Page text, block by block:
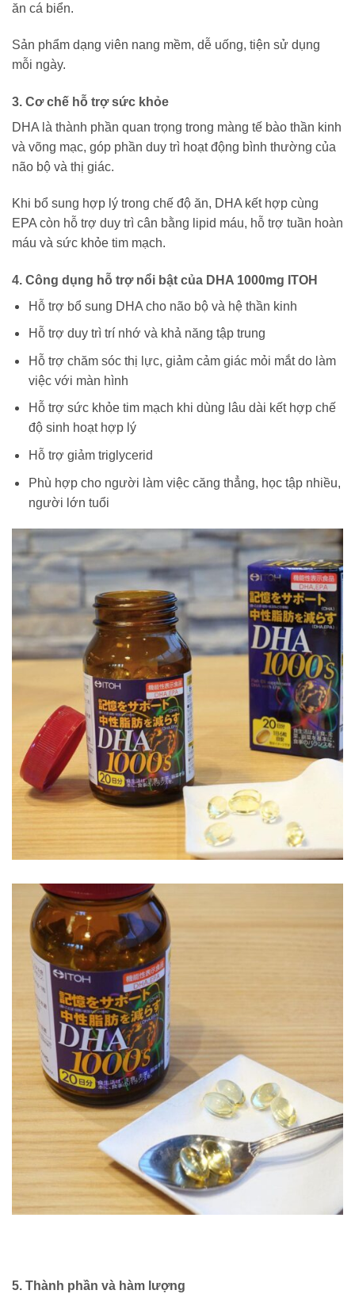
ăn cá biển.
Sản phẩm dạng viên nang mềm, dễ uống, tiện sử dụng
mỗi ngày.
3. Cơ chế hỗ trợ sức khỏe
DHA là thành phần quan trọng trong màng tế bào thần kinh
và võng mạc, góp phần duy trì hoạt động bình thường của
não bộ và thị giác.
Khi bổ sung hợp lý trong chế độ ăn, DHA kết hợp cùng
EPA còn hỗ trợ duy trì cân bằng lipid máu, hỗ trợ tuần hoàn
máu và sức khỏe tim mạch.
4. Công dụng hỗ trợ nổi bật của DHA 1000mg ITOH
Hỗ trợ bổ sung DHA cho não bộ và hệ thần kinh
Hỗ trợ duy trì trí nhớ và khả năng tập trung
Hỗ trợ chăm sóc thị lực, giảm cảm giác mỏi mắt do làm
việc với màn hình
Hỗ trợ sức khỏe tim mạch khi dùng lâu dài kết hợp chế
độ sinh hoạt hợp lý
Hỗ trợ giảm triglycerid
Phù hợp cho người làm việc căng thẳng, học tập nhiều,
người lớn tuổi
5. Thành phần và hàm lượng